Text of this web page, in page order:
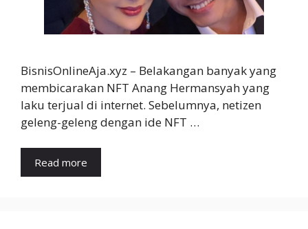
BisnisOnlineAja.xyz – Belakangan banyak yang
membicarakan NFT Anang Hermansyah yang
laku terjual di internet. Sebelumnya, netizen
geleng-geleng dengan ide NFT …
Read more